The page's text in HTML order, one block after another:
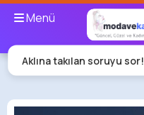
Menü
Aklına takılan soruyu sor!